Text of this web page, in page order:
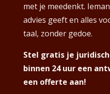
met je meedenkt.
advies geeft en alles
taal, zonder gedoe.
Stel gratis je
binnen 24 uur een
een offerte aan!